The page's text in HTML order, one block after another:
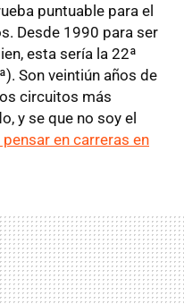
puntuable para el
Desde 1990 para ser
esta sería la 22ª
Son veintiún años de
circuitos más
y se que no soy el
en carreras en